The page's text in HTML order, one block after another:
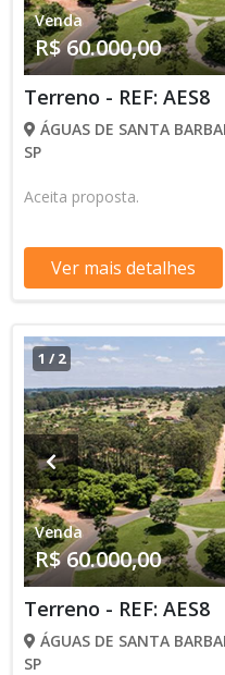
Venda
R$ 60.000,00
Terreno - REF: AES8
ÁGUAS DE SANTA
SP
Aceita proposta.
Ver mais detalhes
1 / 2
Venda
R$ 60.000,00
Terreno - REF: AES8
ÁGUAS DE SANTA
SP